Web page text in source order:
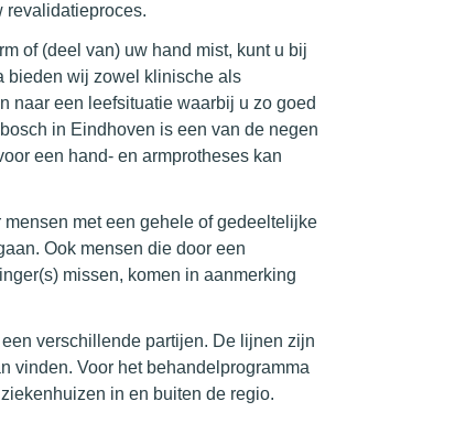
revalidatieproces.
of (deel van) uw hand mist, kunt u bij
bieden wij zowel klinische als
naar een leefsituatie waarbij u zo goed
in Eindhoven is een van de negen
een hand- en armprotheses kan
met een gehele of gedeeltelijke
Ook mensen die door een
missen, komen in aanmerking
verschillende partijen. De lijnen zijn
vinden. Voor het behandelprogramma
in en buiten de regio.